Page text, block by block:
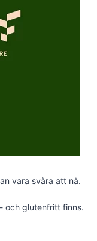
vara svåra att nå.
och glutenfritt finns.